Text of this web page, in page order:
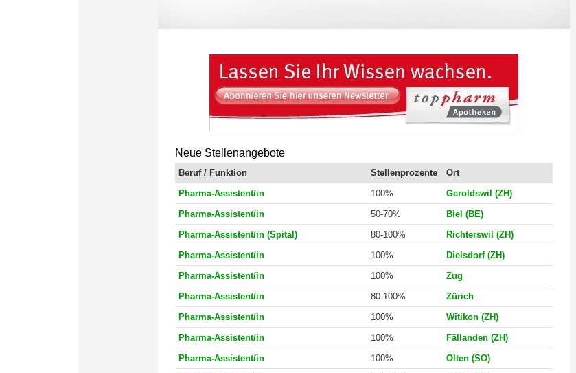
Neue Stellenangebote
Beruf / Funktion Stellenprozente
Ort
Pharma-Assistent/in
100%
Geroldswil (ZH)
Pharma-Assistent/in
50-70%
Biel (BE)
Pharma-Assistent/in (Spital)
80-100%
Richterswil (ZH)
Pharma-Assistent/in
100%
Dielsdorf (ZH)
Pharma-Assistent/in
100%
Zug
Pharma-Assistent/in
80-100%
Zürich
Pharma-Assistent/in
100%
Witikon (ZH)
Pharma-Assistent/in
100%
Fällanden (ZH)
Pharma-Assistent/in
100%
Olten (SO)